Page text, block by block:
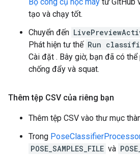
tạo và chạy tốt.
Chuyển đến
Phát hiện tư thế Run
Cài đặt . Bây giờ, bạn đã có
chống đẩy và squat.
Thêm tệp CSV của riêng bạn
Thêm tệp CSV vào thư mục
Trong
POSE_SAMPLES_FILE và